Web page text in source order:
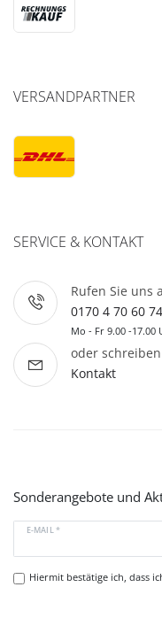
VERSANDPARTNER
SERVICE & KONTAKT
Rufen Sie uns
0170 4 70 60 74
Mo - Fr 9.00 -17.00
oder
Kontakt
Sonderangebote und
E-MAIL *
Hiermit bestätige ich, dass